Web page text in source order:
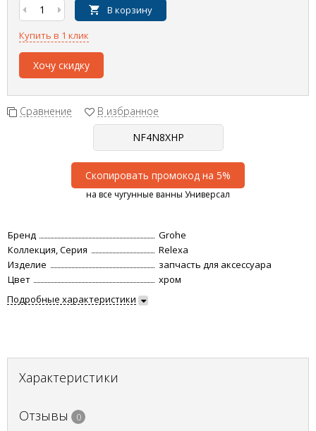
В корзину
Купить в 1 клик
Хочу скидку
Сравнение В избранное
Скопировать промокод на 5%
на все чугунные ванны Универсал
Бренд
Grohe
Коллекция, Серия
Relexa
Изделие
запчасть для аксессуара
Цвет
хром
Подробные характеристики
Характеристики
Отзывы 0